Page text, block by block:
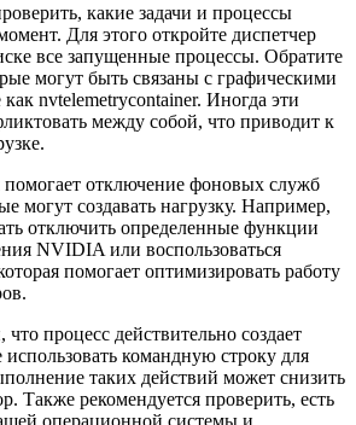
какие задачи и процессы
Для этого откройте диспетчер
все запущенные процессы. Обратите
могут быть связаны с графическими
nvtelemetrycontainer. Иногда эти
между собой, что приводит к
помогает отключение фоновых служб
могут создавать нагрузку. Например,
отключить определенные функции
NVIDIA или воспользоваться
помогает оптимизировать работу
процесс действительно создает
использовать командную строку для
таких действий может снизить
Также рекомендуется проверить, есть
операционной системы и